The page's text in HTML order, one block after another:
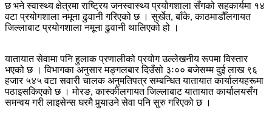
छ भने स्वास्थ्य क्षेत्रमा राष्ट्रिय जनस्वास्थ्य प्रयोगशाला सँगको सहकार्यमा १४
वटा प्रयोगशाला नमूना ढुवानी गरिएको छ । सुर्खेत, बाँके, काठमाडौँलगायत
जिल्लाबाट प्रयोगशाला नमूना ढुवानी थालिएको हो ।
यातायात सेवामा पनि हुलाक प्रणालीको प्रयोग उल्लेखनीय रूपमा विस्तार
भएको छ । विभागका अनुसार मङ्गलबार दिउँसो ३ः०० बजेसम्म दुई लाख ९६
हजार ५४५ वटा सवारी चालक अनुमतिपत्र सम्बन्धित यातायात कार्यालयहरूमा
पठाइसकिएको छ । मोरङ, कास्कीलगायत जिल्लाबाट यातायात कार्यालयसँग
समन्वय गरी लाइसेन्स घरमै पुर्‍याउने सेवा पनि सुरु गरिएको छ ।